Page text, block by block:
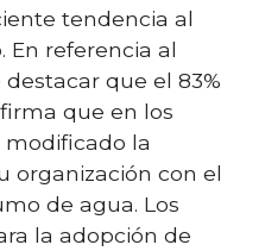
tendencia al
En referencia al
que el 83%
que en los
la
organización con el
de agua. Los
la adopción de